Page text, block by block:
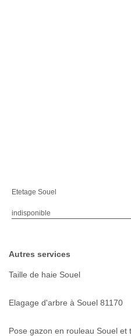
Etetage Souel
indisponible
Autres services
Taille de haie Souel
Elagage d'arbre à Souel 81170
Pose gazon en rouleau Souel et